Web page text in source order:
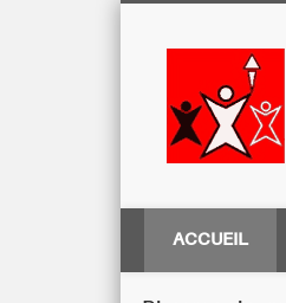
ACCUEIL